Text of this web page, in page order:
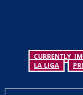
LA LIGA